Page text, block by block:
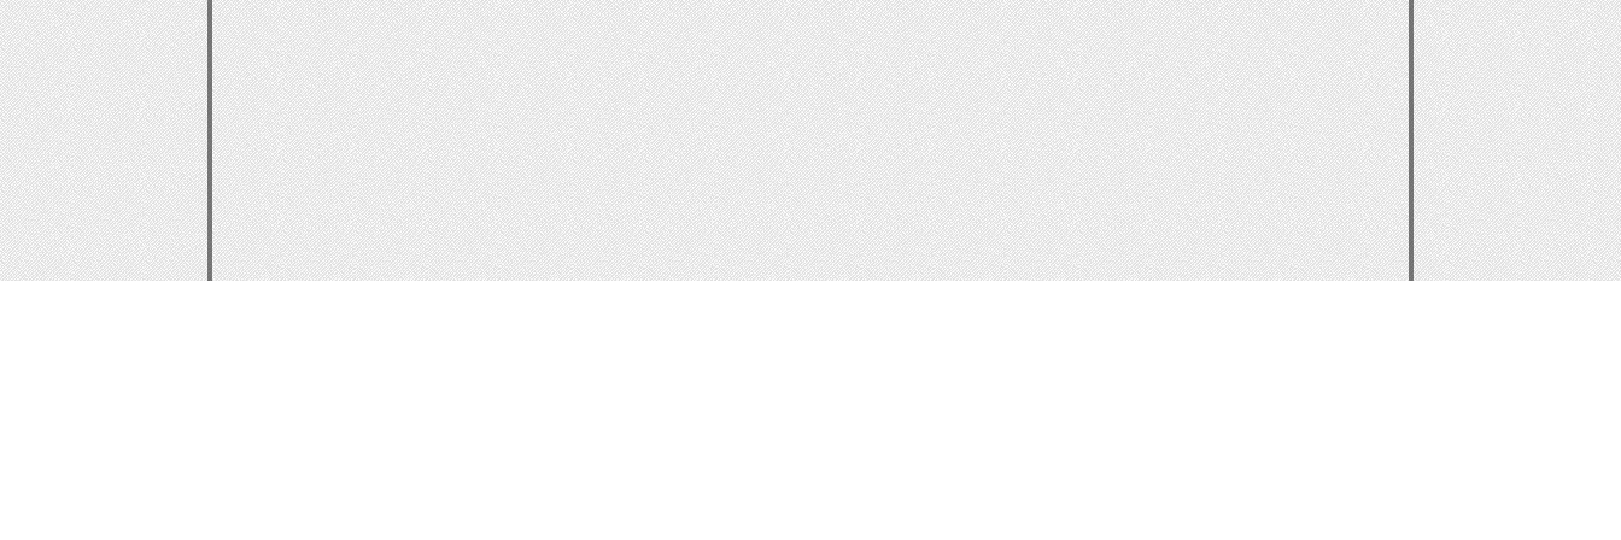
background: -webkit-linear-gradient(top,rgba(255,255,255,1) 0%,rgba(246,246,246,1)
47%,rgba(237,237,237,1) 100%);
background: -o-linear-gradient(top,rgba(255,255,255,1) 0%,rgba(246,246,246,1)
47%,rgba(237,237,237,1) 100%);
background: -ms-linear-gradient(top,rgba(255,255,255,1) 0%,rgba(246,246,246,1)
47%,rgba(237,237,237,1) 100%);
background:linear-gradient(to bottom,rgba(255,255,255,1) 0%,rgba(246,246,246,1)
47%,rgba(237,237,237,1) 100%);
filter:progid:DXImageTransform.Microsoft.gradient(startColorstr='#ffffff',
endColorstr='#ededed',GradientType=0 );
}